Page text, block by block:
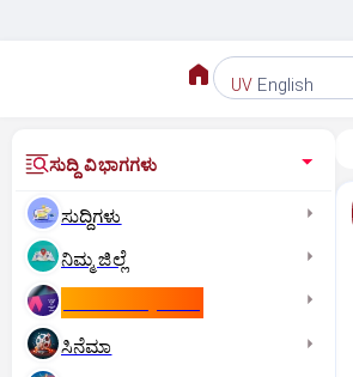
UV English
ಸುದ್ದಿ ವಿಭಾಗಗಳು
ಸುದ್ದಿಗಳು
ನಿಮ್ಮ ಜಿಲ್ಲೆ
ಸಿನೆಮಾ